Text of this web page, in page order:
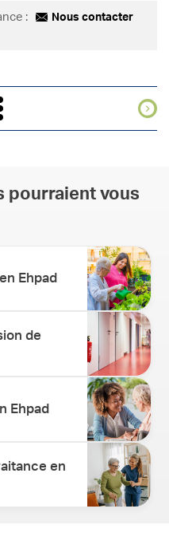
: Nous contacter
pourraient vous
Ehpad
de
Ehpad
en